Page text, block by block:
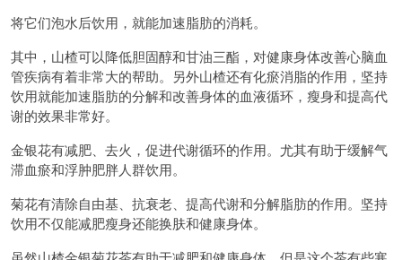
将它们泡水后饮用，就能加速脂肪的消耗。
其中，山楂可以降低胆固醇和甘油三酯，对健康身体改善心脑血
管疾病有着非常大的帮助。另外山楂还有化瘀消脂的作用，坚持
饮用就能加速脂肪的分解和改善身体的血液循环，瘦身和提高代
谢的效果非常好。
金银花有减肥、去火，促进代谢循环的作用。尤其有助于缓解气
滞血瘀和浮肿肥胖人群饮用。
菊花有清除自由基、抗衰老、提高代谢和分解脂肪的作用。坚持
饮用不仅能减肥瘦身还能换肤和健康身体。